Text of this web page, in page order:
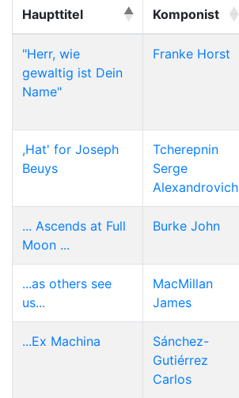
Haupttitel Komponist
"Herr, wie
gewaltig ist Dein
Name"
Franke Horst
,Hat' for Joseph
Beuys
Tcherepnin
Serge
Alexandrovich
... Ascends at Full
Moon ...
Burke John
...as others see
us...
MacMillan
James
...Ex Machina
Sánchez-
Gutiérrez
Carlos